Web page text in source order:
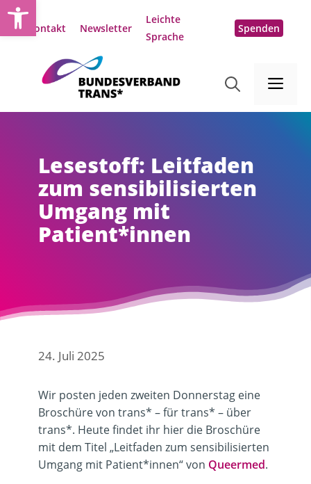
Zum
Inhalt
Kontakt Newsletter
Leichte
Sprache
Spenden
Lesestoff: Leitfaden
zum sensibilisierten
Umgang mit
Patient*innen
24. Juli 2025
Wir posten jeden zweiten Donnerstag eine
Broschüre von trans* – für trans* – über
trans*. Heute findet ihr hier die Broschüre
mit dem Titel „Leitfaden zum sensibilisierten
Umgang mit Patient*innen“ von Queermed.